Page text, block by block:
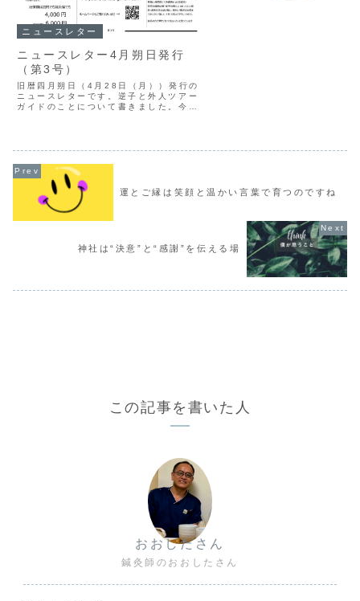
ニュースレター
ニュースレター4月朔日発行
（第3号）
旧暦四月朔日（4月28日（月））発行の
ニュースレターです。逆子と外人ツアー
ガイドのことについて書きました。今回
運とご縁は笑顔と温かい言葉で育つのですね
神社は“決意”と“感謝”を伝える場
この記事を書いた人
おおしたさん
鍼灸師のおおしたさん